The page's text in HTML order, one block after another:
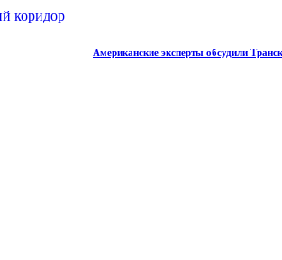
Американские эксперты обсудили